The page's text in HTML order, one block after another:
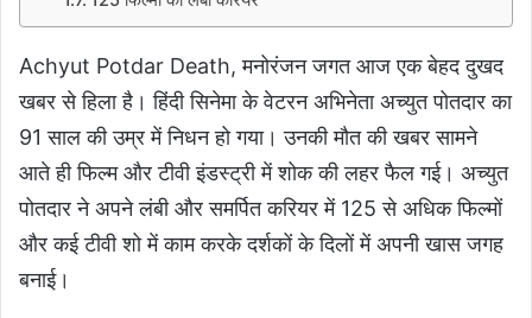
Achyut Potdar Death, मनोरंजन जगत आज एक बेहद दुखद
खबर से हिला है। हिंदी सिनेमा के वेटरन अभिनेता अच्युत पोतदार का
91 साल की उम्र में निधन हो गया। उनकी मौत की खबर सामने
आते ही फिल्म और टीवी इंडस्ट्री में शोक की लहर फैल गई। अच्युत
पोतदार ने अपने लंबी और समर्पित करियर में 125 से अधिक फिल्मों
और कई टीवी शो में काम करके दर्शकों के दिलों में अपनी खास जगह
बनाई।